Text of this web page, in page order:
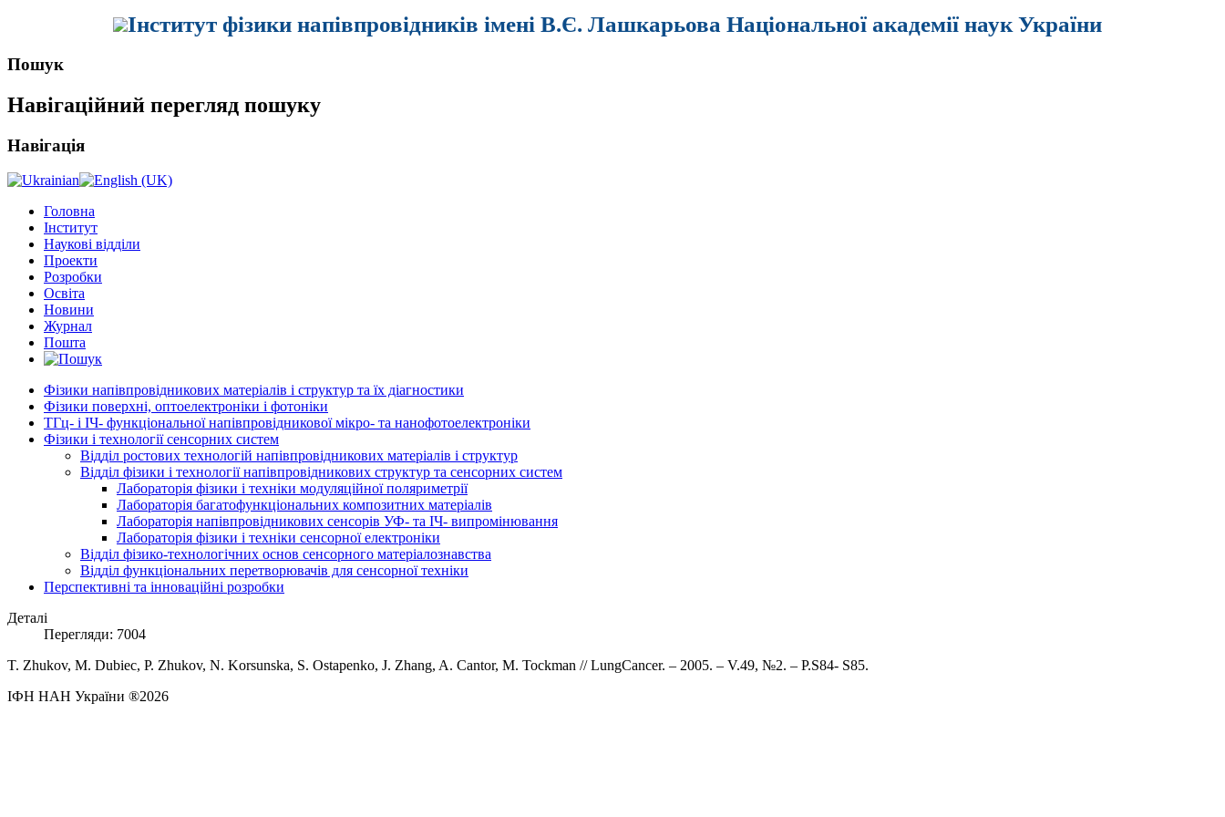
Інститут фізики напівпровідників імені В.Є. Лашкарьова Національної академії наук України
Пошук
Навігаційний перегляд пошуку
Навігація
Головна
Інститут
Наукові відділи
Проекти
Розробки
Освіта
Новини
Журнал
Пошта
Фізики напівпровідникових матеріалів і структур та їх діагностики
Фізики поверхні, оптоелектроніки і фотоніки
ТГц- і ІЧ- функціональної напівпровідникової мікро- та нанофотоелектроніки
Фізики і технології сенсорних систем
Відділ ростових технологій напівпровідникових матеріалів і структур
Відділ фізики і технології напівпровідникових структур та сенсорних систем
Лабораторія фізики і техніки модуляційної поляриметрії
Лабораторія багатофункціональних композитних матеріалів
Лабораторія напівпровідникових сенсорів УФ- та ІЧ- випромінювання
Лабораторія фізики і техніки сенсорної електроніки
Відділ фізико-технологічних основ сенсорного матеріалознавства
Відділ функціональних перетворювачів для сенсорної техніки
Перспективні та інноваційні розробки
Деталі
Перегляди: 7004
T. Zhukov, M. Dubiec, P. Zhukov, N. Korsunska, S. Ostapenko, J. Zhang, A. Cantor, M. Tockman //LungCancer. – 2005. – V.49, №2. – P.S84- S85.
ІФН НАН України ®2026